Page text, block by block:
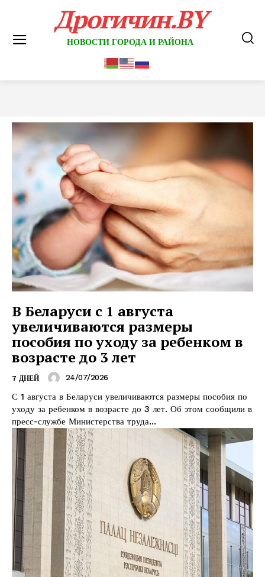
Дрогичин.BY
НОВОСТИ ГОРОДА И РАЙОНА
7 дней
В Беларуси с 1 августа
увеличиваются размеры
пособия по уходу за ребенком в
возрасте до 3 лет
7 ДНЕЙ 24/07/2026
С 1 августа в Беларуси увеличиваются размеры пособия по
уходу за ребенком в возрасте до 3 лет. Об этом сообщили в
пресс-службе Министерства труда...